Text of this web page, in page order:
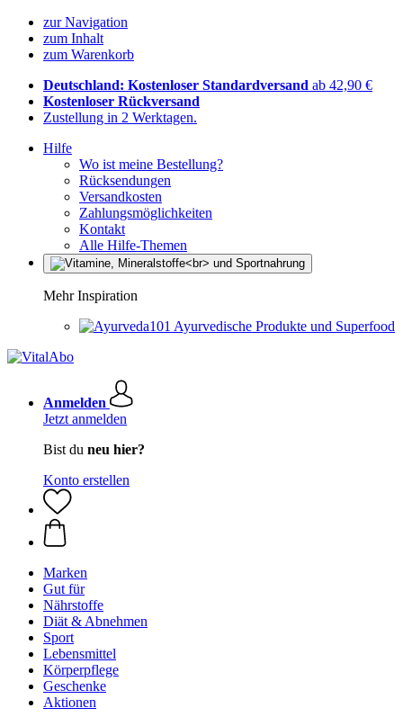
zur Navigation
zum Inhalt
zum Warenkorb
Deutschland: Kostenloser Standardversand ab 42,90 €
Kostenloser Rückversand
Zustellung in 2 Werktagen.
Hilfe
Wo ist meine Bestellung?
Rücksendungen
Versandkosten
Zahlungsmöglichkeiten
Kontakt
Alle Hilfe-Themen
Mehr Inspiration
Ayurvedische Produkte und Superfood
Anmelden
Jetzt anmelden
Bist du neu hier?
Konto erstellen
Marken
Gut für
Nährstoffe
Diät & Abnehmen
Sport
Lebensmittel
Körperpflege
Geschenke
Aktionen